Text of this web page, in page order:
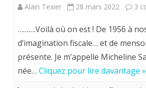
Alain Texier 28 mars 2022 3
……….Voilà où on est ! De 1956 à
d’imagination fiscale… et de
présente. Je m’appelle Micheline
née… Cliquez pour lire davantage »